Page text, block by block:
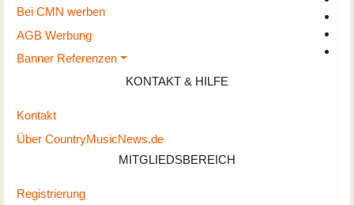
Bei CMN werben
AGB Werbung
Banner Referenzen
KONTAKT & HILFE
Kontakt
Über CountryMusicNews.de
MITGLIEDSBEREICH
Registrierung